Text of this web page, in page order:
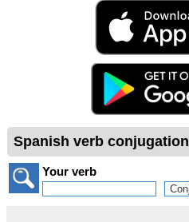
Spanish verb conjugation
Your verb